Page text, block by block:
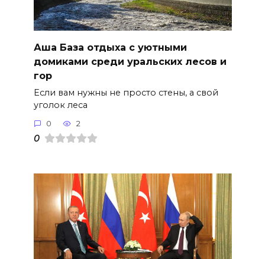
Аша База отдыха с уютными
домиками среди уральских лесов и
гор
Если вам нужны не просто стены, а свой
уголок леса
0 2
0